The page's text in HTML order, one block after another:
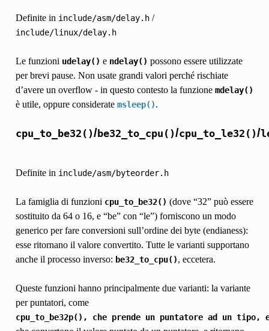
Definite in include/asm/delay.h/
include/linux/delay.h
Le funzioni udelay() e ndelay() possono essere utilizzate
per brevi pause. Non usate grandi valori perché rischiate
d’avere un overflow - in questo contesto la funzione mdelay()
è utile, oppure considerate msleep().
cpu_to_be32()/be32_to_cpu()/cpu_to_le32()/
Definite in include/asm/byteorder.h
La famiglia di funzioni cpu_to_be32() (dove “32” può essere
sostituito da 64 o 16, e “be” con “le”) forniscono un modo
generico per fare conversioni sull’ordine dei byte (endianess):
esse ritornano il valore convertito. Tutte le varianti supportano
anche il processo inverso: be32_to_cpu(), eccetera.
Queste funzioni hanno principalmente due varianti: la variante
per puntatori, come
cpu_to_be32p(), che prende un puntatore ad un tipo,